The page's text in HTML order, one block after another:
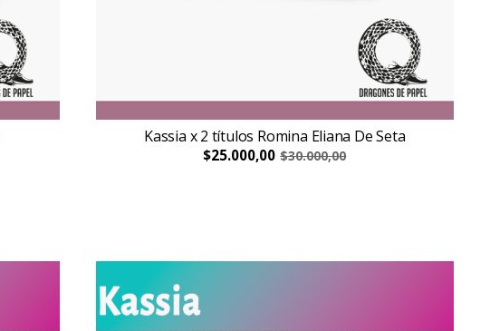
Kassia x 2 títulos Romina Eliana De Seta
$25.000,00 $30.000,00